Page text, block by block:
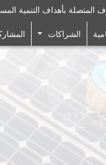
المتصلة بأهداف التنمية
الشراكات